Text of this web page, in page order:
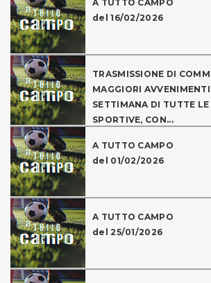
A TUTTO CAMPO
del 16/02/2026
TRASMISSIONE DI
MAGGIORI
SETTIMANA DI TUTTE
SPORTIVE, CON...
A TUTTO CAMPO
del 01/02/2026
A TUTTO CAMPO
del 25/01/2026